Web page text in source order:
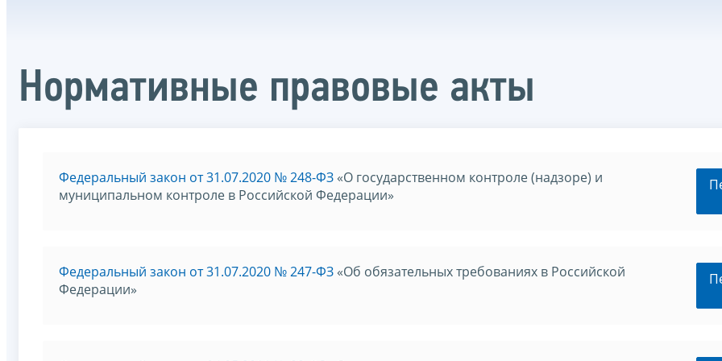
Нормативные правовые акты
Федеральный закон от 31.07.2020 № 248-ФЗ «О государственном контроле (надзоре) и
муниципальном контроле в Российской Федерации»
Федеральный закон от 31.07.2020 № 247-ФЗ «Об обязательных требованиях в Российской
Федерации»